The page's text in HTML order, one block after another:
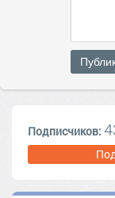
Подписчиков: